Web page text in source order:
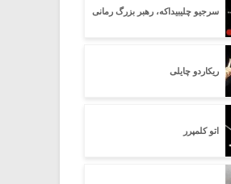
سرجیو چلیبیداکه، رهبر بزرگ رمانی
ریکاردو چایلی
اتو کلمپرر